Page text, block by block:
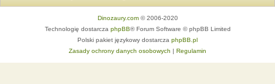
Dinozaury.com© 2006-2020
Technologię dostarcza phpBB® Forum Software © phpBB Limited
Polski pakiet językowy dostarcza phpBB.pl
Zasady ochrony danych osobowych | Regulamin